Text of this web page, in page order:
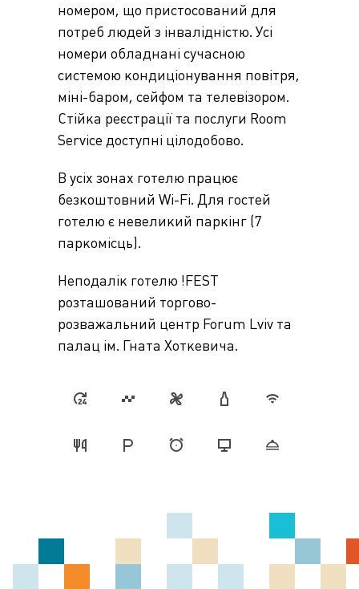
номером, що пристосований для
потреб людей з інвалідністю. Усі
номери обладнані сучасною
системою кондиціонування повітря,
міні-баром, сейфом та телевізором.
Стійка реєстрації та послуги Room
Service доступні цілодобово.
В усіх зонах готелю працює
безкоштовний Wi-Fi. Для гостей
готелю є невеликий паркінг (7
паркомісць).
Неподалік готелю !FEST
розташований торгово-
розважальний центр Forum Lviv та
палац ім. Гната Хоткевича.